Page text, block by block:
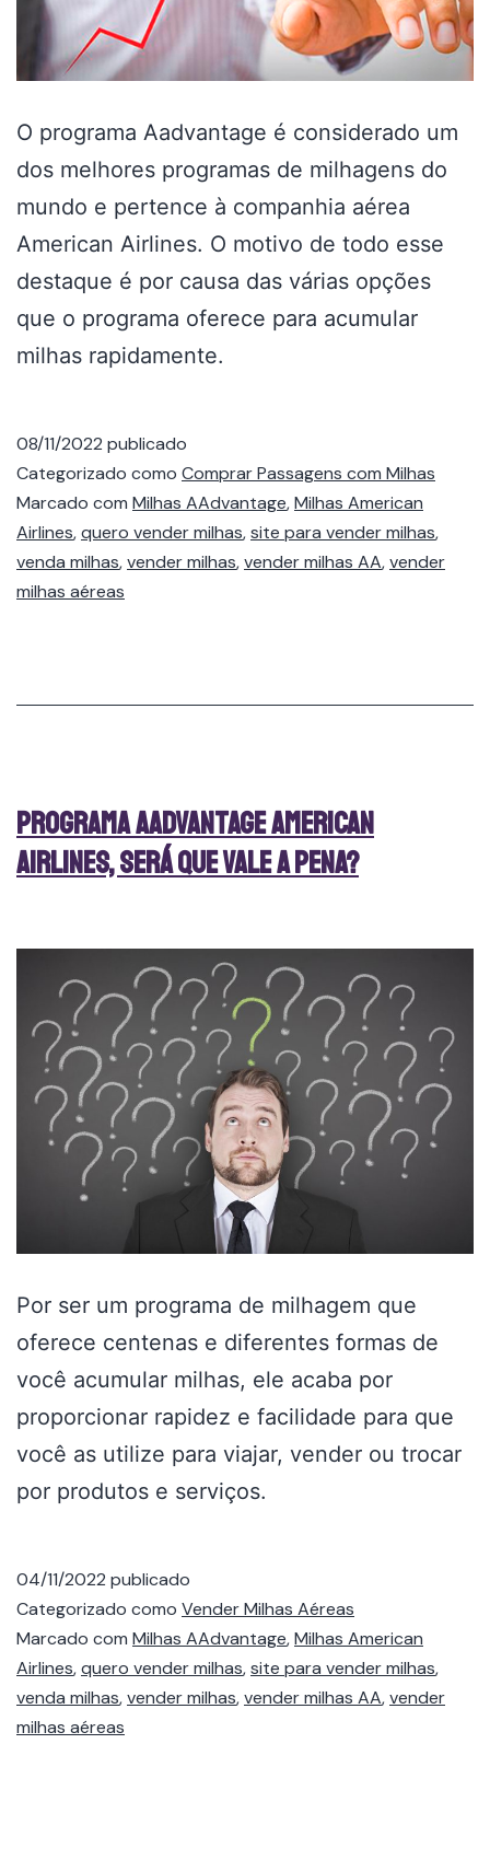
O programa Aadvantage é considerado um
dos melhores programas de milhagens do
mundo e pertence à companhia aérea
American Airlines. O motivo de todo esse
destaque é por causa das várias opções
que o programa oferece para acumular
milhas rapidamente.
08/11/2022 publicado
Categorizado como Comprar Passagens com Milhas
Marcado com Milhas AAdvantage,Milhas American
Airlines,quero vender milhas,site para vender milhas,
venda milhas,vender milhas,vender milhas AA,vender
milhas aéreas
Programa Aadvantage American
Airlines, será que vale a pena?
Por ser um programa de milhagem que
oferece centenas e diferentes formas de
você acumular milhas, ele acaba por
proporcionar rapidez e facilidade para que
você as utilize para viajar, vender ou trocar
por produtos e serviços.
04/11/2022 publicado
Categorizado como Vender Milhas Aéreas
Marcado com Milhas AAdvantage,Milhas American
Airlines,quero vender milhas,site para vender milhas,
venda milhas,vender milhas,vender milhas AA,vender
milhas aéreas